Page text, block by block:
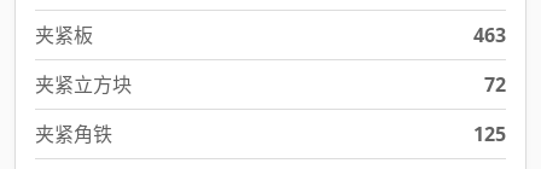
夹紧板
463
夹紧立方块
72
夹紧角铁
125